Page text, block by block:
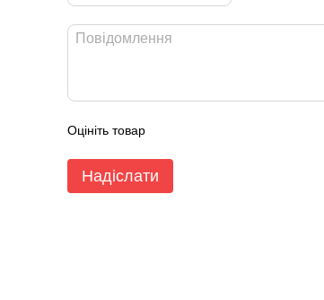
Оцініть товар
Надіслати